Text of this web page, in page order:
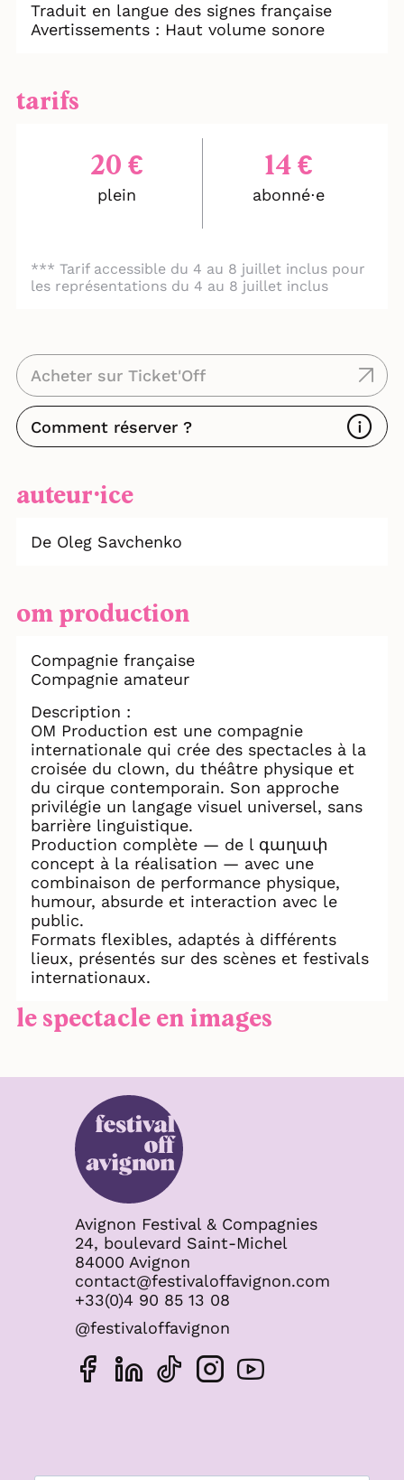
Traduit en langue des signes française
Avertissements : Haut volume sonore
tarifs
20 €
plein
14 €
abonné⋅e
*** Tarif accessible du 4 au 8 juillet inclus pour
les représentations du 4 au 8 juillet inclus
Acheter sur Ticket'Off
Comment réserver ?
auteur⸱ice
De Oleg Savchenko
om production
Compagnie française
Compagnie amateur
Description :
OM Production est une compagnie
internationale qui crée des spectacles à la
croisée du clown, du théâtre physique et
du cirque contemporain. Son approche
privilégie un langage visuel universel, sans
barrière linguistique.
Production complète — de l գաղափ
concept à la réalisation — avec une
combinaison de performance physique,
humour, absurde et interaction avec le
public.
Formats flexibles, adaptés à différents
lieux, présentés sur des scènes et festivals
internationaux.
le spectacle en images
Avignon Festival & Compagnies
24, boulevard Saint-Michel
84000 Avignon
contact@festivaloffavignon.com
+33(0)4 90 85 13 08
@festivaloffavignon